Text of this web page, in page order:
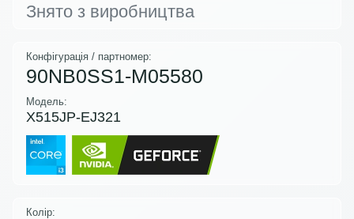
Знято з виробництва
Конфігурація / партномер:
90NB0SS1-M05580
Модель:
X515JP-EJ321
Колір: